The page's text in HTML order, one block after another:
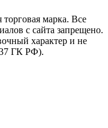
марка. Все
с сайта запрещено.
характер и не
ГК РФ).